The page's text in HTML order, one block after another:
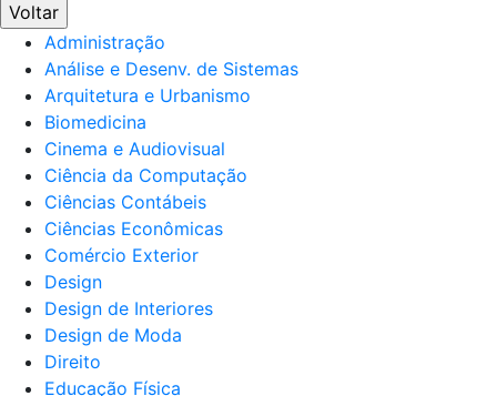
Voltar
Administração
Análise e Desenv. de Sistemas
Arquitetura e Urbanismo
Biomedicina
Cinema e Audiovisual
Ciência da Computação
Ciências Contábeis
Ciências Econômicas
Comércio Exterior
Design
Design de Interiores
Design de Moda
Direito
Educação Física